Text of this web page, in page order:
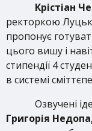
Крістіан
ректоркою
пропонує
цього вишу і
стипендії 4
в системі
Озвучені
Григорія